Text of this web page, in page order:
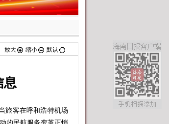
放大 缩小 默认
息
客在呼和浩特机场